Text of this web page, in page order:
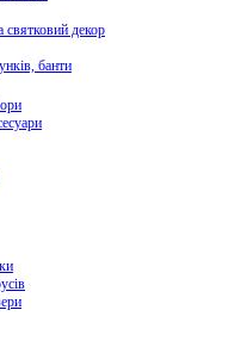
святковий декор
банти